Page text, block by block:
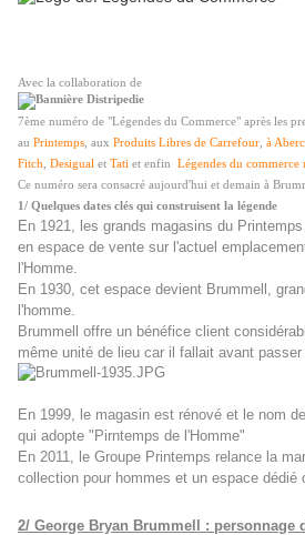
Avec la collaboration de
7ème numéro de "Légendes du Commerce" après les
au Printemps , aux Produits Libres de Carrefour à
Fitch
Desigual et Tati et enfin Légendes du
Ce numéro sera consacré aujourd'hui et demain à
1/ Quelques dates clés qui construisent la légende
En 1921, les grands magasins du
en espace de vente sur l'actuel
l'Homme.
En 1930, cet espace devient Brummell,
l'homme.
Brummell offre un bénéfice client
même unité de lieu car il fallait avant
En 1999, le magasin est rénové et le nom
qui adopte "Pirntemps de l'Homme"
En 2011, le Groupe Printemps relance la
collection pour hommes et un espace dédié
2/ George Bryan Brummell : personnage